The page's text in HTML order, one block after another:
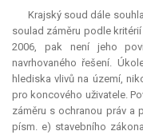
Krajský soud dále
soulad záměru podle
2006, pak není jeho
navrhovaného řešení.
hlediska vlivů na území,
pro koncového uživatele.
záměru s ochranou práv a
písm. e) stavebního